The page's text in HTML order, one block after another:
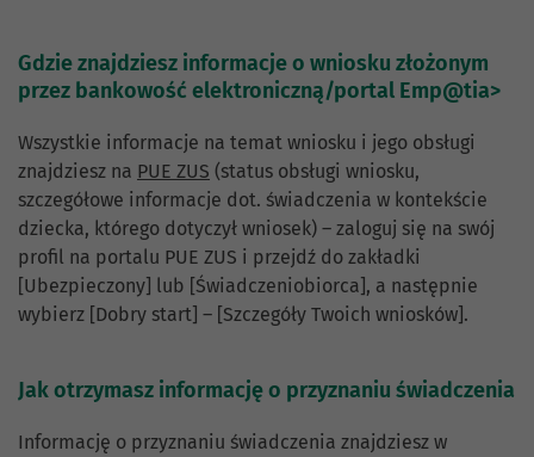
Gdzie znajdziesz informacje o wniosku złożonym
przez bankowość elektroniczną/portal Emp@tia>
Wszystkie informacje na temat wniosku i jego obsługi
znajdziesz na PUE ZUS (status obsługi wniosku,
szczegółowe informacje dot. świadczenia w kontekście
dziecka, którego dotyczył wniosek) – zaloguj się na swój
profil na portalu PUE ZUS i przejdź do zakładki
[Ubezpieczony] lub [Świadczeniobiorca], a następnie
wybierz [Dobry start] – [Szczegóły Twoich wniosków].
Jak otrzymasz informację o przyznaniu świadczenia
Informację o przyznaniu świadczenia znajdziesz w